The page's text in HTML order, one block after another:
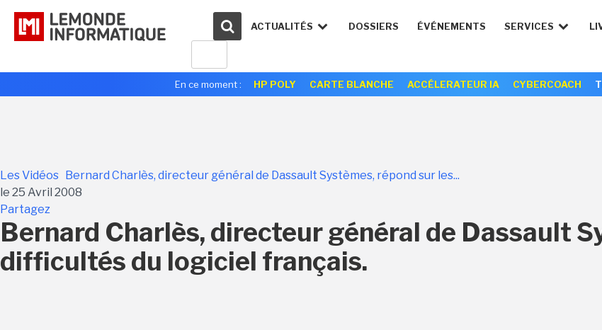
ACTUALITÉS DOSSIERS ÉVÉNEMENTS SERVICES
En ce moment : HP POLY CARTE BLANCHE ACCÉLERATEUR IA CYBERCOACH
Les Vidéos Bernard Charlès, directeur général de Dassault Systèmes, répond sur les...
le 25 Avril 2008
Partagez
Bernard Charlès, directeur général de Dassault
difficultés du logiciel français.